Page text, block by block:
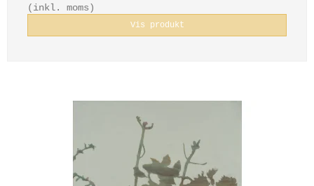
(inkl. moms)
Vis produkt